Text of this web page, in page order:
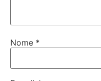
Nome *